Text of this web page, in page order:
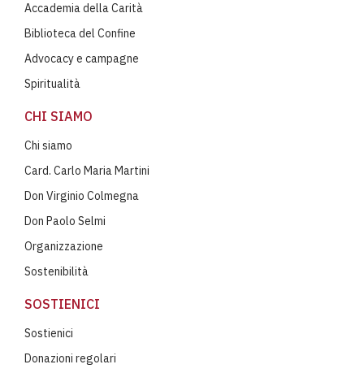
Accademia della Carità
Biblioteca del Confine
Advocacy e campagne
Spiritualità
CHI SIAMO
Chi siamo
Card. Carlo Maria Martini
Don Virginio Colmegna
Don Paolo Selmi
Organizzazione
Sostenibilità
SOSTIENICI
Sostienici
Donazioni regolari